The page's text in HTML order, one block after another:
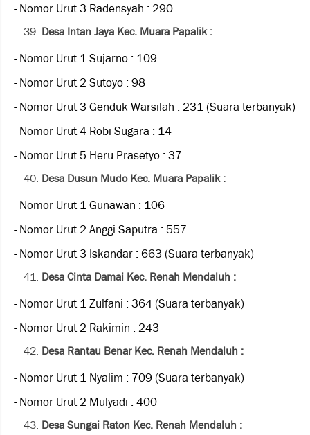
- Nomor Urut 3 Radensyah : 290
Desa Intan Jaya Kec. Muara Papalik :
- Nomor Urut 1 Sujarno : 109
- Nomor Urut 2 Sutoyo : 98
- Nomor Urut 3 Genduk Warsilah : 231 (Suara terbanyak)
- Nomor Urut 4 Robi Sugara : 14
- Nomor Urut 5 Heru Prasetyo : 37
Desa Dusun Mudo Kec. Muara Papalik :
- Nomor Urut 1 Gunawan : 106
- Nomor Urut 2 Anggi Saputra : 557
- Nomor Urut 3 Iskandar : 663 (Suara terbanyak)
Desa Cinta Damai Kec. Renah Mendaluh :
- Nomor Urut 1 Zulfani : 364 (Suara terbanyak)
- Nomor Urut 2 Rakimin : 243
Desa Rantau Benar Kec. Renah Mendaluh :
- Nomor Urut 1 Nyalim : 709 (Suara terbanyak)
- Nomor Urut 2 Mulyadi : 400
Desa Sungai Raton Kec. Renah Mendaluh :